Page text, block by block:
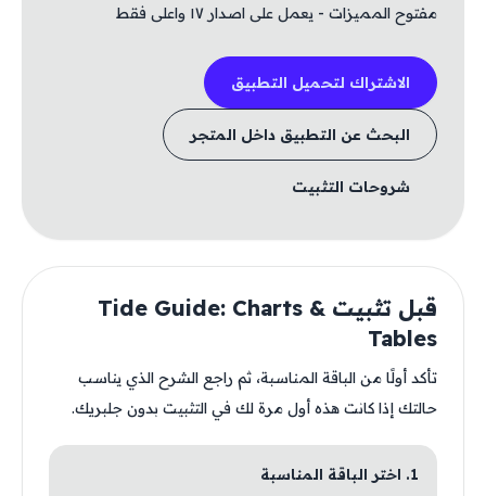
مفتوح المميزات - يعمل على اصدار ١٧ واعلى فقط
الاشتراك لتحميل التطبيق
البحث عن التطبيق داخل المتجر
شروحات التثبيت
قبل تثبيت Tide Guide: Charts &
Tables
تأكد أولًا من الباقة المناسبة، ثم راجع الشرح الذي يناسب
حالتك إذا كانت هذه أول مرة لك في التثبيت بدون جلبريك.
1. اختر الباقة المناسبة